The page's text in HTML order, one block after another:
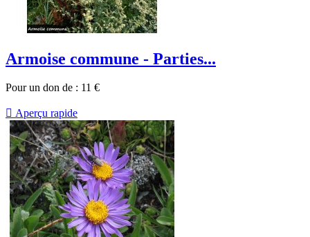
Armoise commune - Parties...
Pour un don de : 11 €
 Aperçu rapide